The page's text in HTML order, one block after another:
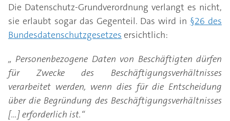
Die Datenschutz-Grundverordnung verlangt es nicht,
sie erlaubt sogar das Gegenteil. Das wird in §26 des
Bundesdatenschutzgesetzes ersichtlich:
„ Personenbezogene Daten von Beschäftigten dürfen
für Zwecke des Beschäftigungsverhältnisses
verarbeitet werden, wenn dies für die Entscheidung
über die Begründung des Beschäftigungsverhältnisses
[…] erforderlich ist.“